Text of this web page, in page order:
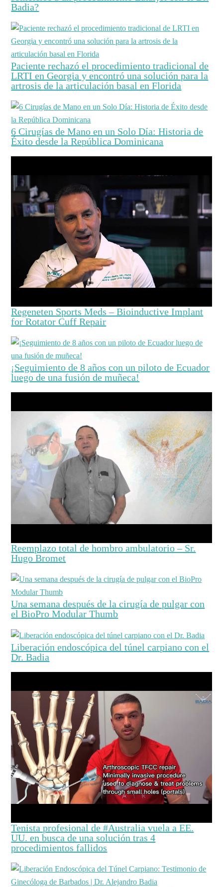
Badia?
Paciente rechazó el procedimiento tradicional de
LRTI en Georgia y encontró una solución para la
artrosis de la articulación basal en Florida
6 Cirugías de Mano en un Solo Día: Historia de
Éxito desde la República Dominicana
Regeneten Sports Meds – Bioinductive Implant
for Rotator Cuff Repair
¡Seguimiento de 8 años con un piloto de Ecuador
luego de una fusión de muñeca!
Reemplazo total de hombro ambulatorio – Sr.
Hugo Bromet
Una semana después de la cirugía de pulgar con
el BioPro Modular Thumb
Liberación endoscópica del túnel carpiano con el
Dr. Badia
Tenista profesional de #Australia vuela a EE.
UU. en busca de una solución tras 4
procedimientos fallidos